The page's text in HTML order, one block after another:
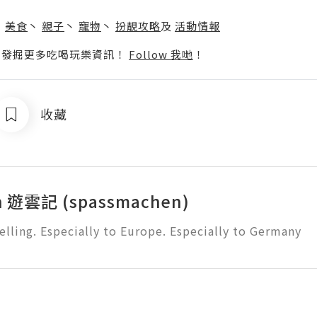
美食 丶 親子 丶 寵物 丶 扮靚攻略及 活動情報
掘更多吃喝玩樂資訊！ Follow 我哋 ！
收藏
遊雲記 (spassmachen)
Especially to Europe. Especially to Germany